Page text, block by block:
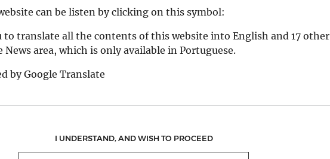
can be listen by clicking on this symbol:
to translate all the contents of this website into English and 17 other
area, which is only available in Portuguese.
by Google Translate
I UNDERSTAND, AND WISH TO PROCEED